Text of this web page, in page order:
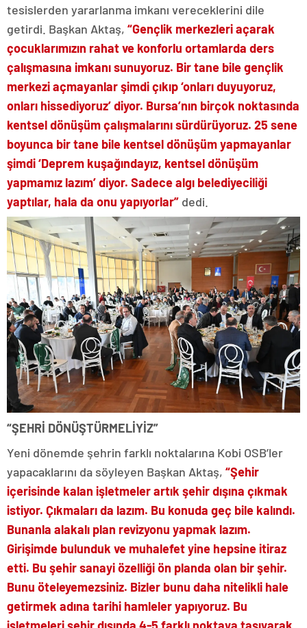
tesislerden yararlanma imkanı vereceklerini dile
getirdi. Başkan Aktaş, “Gençlik merkezleri açarak
çocuklarımızın rahat ve konforlu ortamlarda ders
çalışmasına imkanı sunuyoruz. Bir tane bile gençlik
merkezi açmayanlar şimdi çıkıp ‘onları duyuyoruz,
onları hissediyoruz’ diyor. Bursa’nın birçok noktasında
kentsel dönüşüm çalışmalarını sürdürüyoruz. 25 sene
boyunca bir tane bile kentsel dönüşüm yapmayanlar
şimdi ‘Deprem kuşağındayız, kentsel dönüşüm
yapmamız lazım’ diyor. Sadece algı belediyeciliği
yaptılar, hala da onu yapıyorlar” dedi.
“ŞEHRİ DÖNÜŞTÜRMELİYİZ”
Yeni dönemde şehrin farklı noktalarına Kobi OSB’ler
yapacaklarını da söyleyen Başkan Aktaş, “Şehir
içerisinde kalan işletmeler artık şehir dışına çıkmak
istiyor. Çıkmaları da lazım. Bu konuda geç bile kalındı.
Bunanla alakalı plan revizyonu yapmak lazım.
Girişimde bulunduk ve muhalefet yine hepsine itiraz
etti. Bu şehir sanayi özelliği ön planda olan bir şehir.
Bunu öteleyemezsiniz. Bizler bunu daha nitelikli hale
getirmek adına tarihi hamleler yapıyoruz. Bu